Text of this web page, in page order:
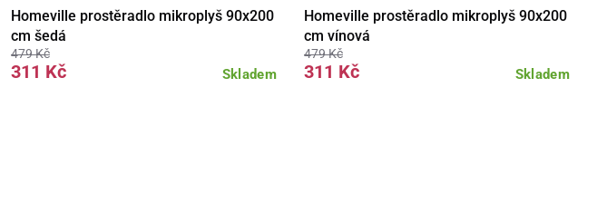
Homeville prostěradlo mikroplyš 90x200
cm šedá
Skladem
479 Kč
311 Kč
Homeville prostěradlo mikroplyš 90x200
cm vínová
Skladem
479 Kč
311 Kč